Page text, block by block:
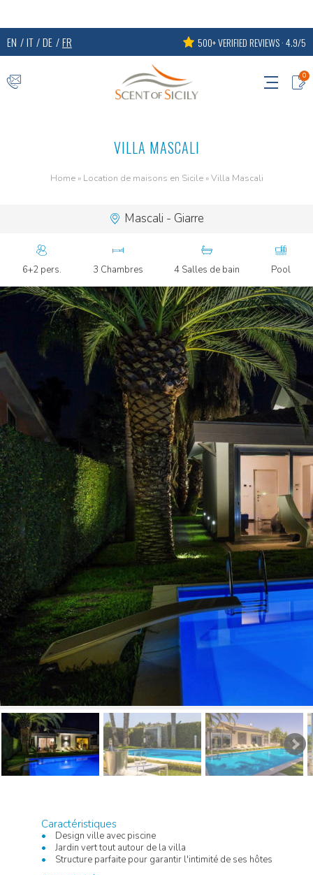
EN IT DE FR 500+ VERIFIED REVIEWS · 4.9/5
0
VILLA MASCALI
Home» Location de maisons en Sicile»Villa Mascali
Mascali - Giarre
6+2 pers. 3 Chambres 4 Salles de bain Pool
Caractéristiques
Design ville avec piscine
Jardin vert tout autour de la villa
Structure parfaite pour garantir l'intimité de ses hôtes